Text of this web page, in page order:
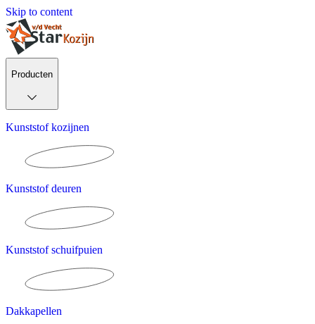
Skip to content
Producten
Kunststof kozijnen
Kunststof deuren
Kunststof schuifpuien
Dakkapellen